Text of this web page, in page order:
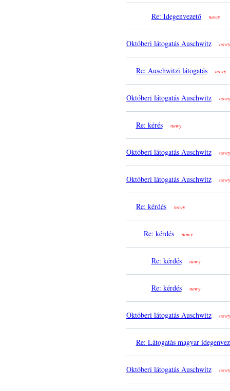
Re: Idegenvezető nowy
Októberi látogatás Auschwitz nowy
Re: Auschwitzi látogatás nowy
Októberi látogatás Auschwitz nowy
Re: kérés nowy
Októberi látogatás Auschwitz nowy
Októberi látogatás Auschwitz nowy
Re: kérdés nowy
Re: kérdés nowy
Re: kérdés nowy
Re: kérdés nowy
Októberi látogatás Auschwitz nowy
Re: Látogatás magyar
Októberi látogatás Auschwitz nowy